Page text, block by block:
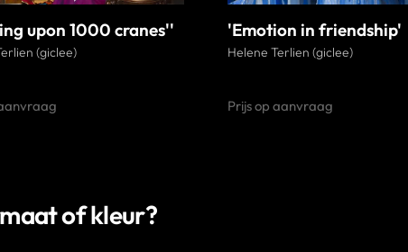
upon 1000 cranes''
(giclee)
'Emotion in friendship'
Helene Terlien (giclee)
Prijs op aanvraag
of kleur?